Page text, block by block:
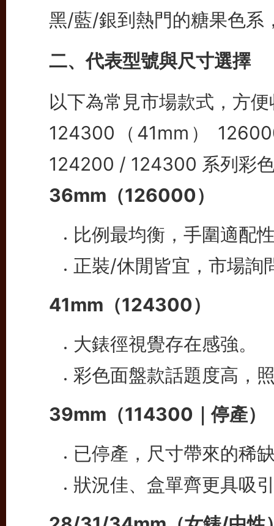
黑/藍/銀到熱門的糖果色系
二、代表型號與尺寸選擇
以下為常見市場款式，方
124300（41mm）
124200 / 124300 系列彩
36mm（126000）
比例最均衡，手圍適配
正裝/休閒皆宜，市場詢
41mm（124300）
大錶徑視覺存在感強。
彩色面盤款話題度高，
39mm（114300｜停產）
已停產，尺寸帶來的稀
狀況佳、盒單齊更具吸